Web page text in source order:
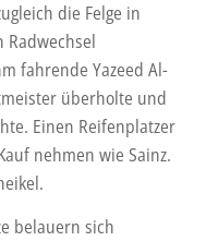
die Felge in
Radwechsel
fahrende Yazeed Al-
überholte und
Einen Reifenplatzer
nehmen wie Sainz.
belauern sich